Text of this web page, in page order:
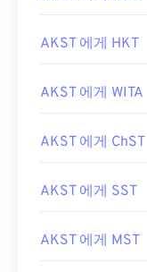
AKST 에게 HKT
AKST 에게 WITA
AKST 에게 ChST
AKST 에게 SST
AKST 에게 MST